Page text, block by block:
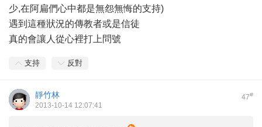
少,在阿扁們心中都是無怨無悔的支持)
遇到這種狀況的傳教者或是信徒
真的會讓人從心裡打上問號
支持 反對
47#
靜竹林
2013-10-14 12:07:41